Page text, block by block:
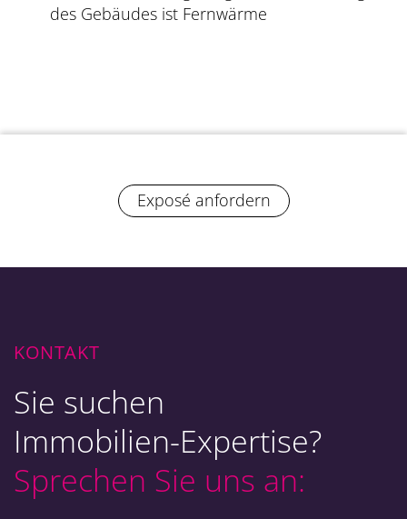
des Gebäudes ist Fernwärme
Exposé anfordern
KONTAKT
Sie suchen
Immobilien-Expertise?
Sprechen Sie uns an: